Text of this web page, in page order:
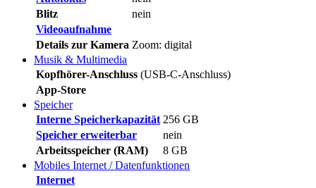
Blitz
nein
Videoaufnahme
Details zur Kamera Zoom: digital
Musik & Multimedia
Kopfhörer-Anschluss (USB-C-Anschluss)
App-Store
Speicher
Interne Speicherkapazität 256 GB
Speicher erweiterbar
nein
Arbeitsspeicher (RAM)
8 GB
Mobiles Internet / Datenfunktionen
Internet